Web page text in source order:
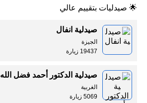
🌟 صيدليات بتقييم عالي
صيدلية انفال
الجيزة
19437 زيارة
صيدلية الدكتور أحمد فضل الله
الغربية
5069 زيارة